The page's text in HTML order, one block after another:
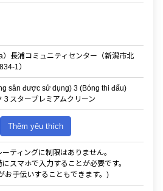
）長浦コミュニティセンター（新潟市北
1）
sân được sử dụng) 3 (Bóng thi đấu)
３スタープレミアムクリーン
Thêm yêu thích
ティングに制限はありません。
スマホで入力することが必要です。
お手伝いすることもできます。)